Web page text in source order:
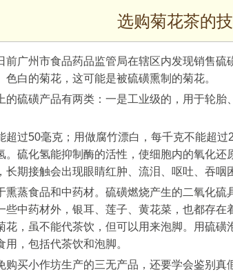
选购菊花茶的
广州市食品药品监管局在辖区内发现销售
白的菊花，这可能是被硫磺熏制的菊花。
硫磺产品有两类：一是工业级的，用于轮
过50毫克；用做腐竹漂白，每千克不能超
硫化氢能抑制酶的活性，使细胞内的氧化
期接触会出现眼睛红肿、流泪、呕吐、吞咽
蒸食品和中药材。硫磺燃烧产生的二氧化
中药材外，银耳、莲子、黄花菜，也都存
，虽不能代茶饮，但可以用来泡脚。用硫
，包括代茶饮和泡脚。
买小作坊生产的三无产品，还要学会鉴别真